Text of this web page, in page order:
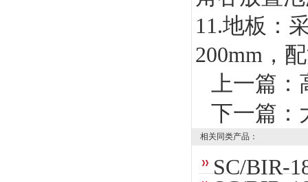
11.地板：
200mm，
上一篇：
下一篇：
相关同类产品：
SC/BIR-